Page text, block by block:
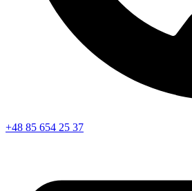
+48 85 654 25 37